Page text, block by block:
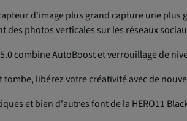
d'image plus grand capture une
des photos verticales sur les réseaux
combine AutoBoost et verrouillage de
libérez votre créativité avec de
et bien d'autres font de la HERO11